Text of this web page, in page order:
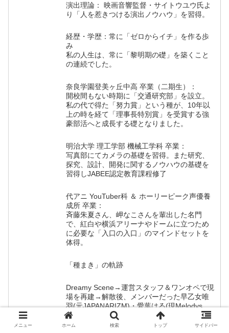
演出理論： 映画音響監督・サイトウユウ氏よ
り「人を惹きつける演出ノウハウ」を習得。
経歴・学歴：常に「ゼロからイチ」を作る歩
み
私の人生は、常に「黎明期の礎」を築くこと
の連続でした。
奈良学園登美ヶ丘中高 卒業（二期生）：
開校間もない時期に「交通研究部」を設立。
私の代で得た「努力賞」という種が、10年以
上の時を経て「理事長特別賞」を受賞する強
豪部活へと成長する礎となりました。
明治大学 理工学部 機械工学科 卒業：
写真部にてカメラの基礎を習得。また研究、
探究、設計、開発に関するノウハウの基礎を
習得しJABEE認定教育課程修了
代アニ YouTuber科 ＆ ホーリーピーク声優養
成所 卒業：
斉藤朱夏さん、岬なこさんを輩出した名門
で、紅白や横浜アリーナやドームに立つため
に必要な「入口の入口」のマインドセットを
体得。
「種まき」の軌跡
Dreamy Scene→運営スタッフ＆ワンオペで現
場を再建→解散後、メンバーだった早乙女唯
羽(元JAPANARIZM)・愛葉はる(現Melodys
High)が大手『株式会社プリュ』に移籍し活
躍。
メニュー ホーム 検索 トップ サイドバー